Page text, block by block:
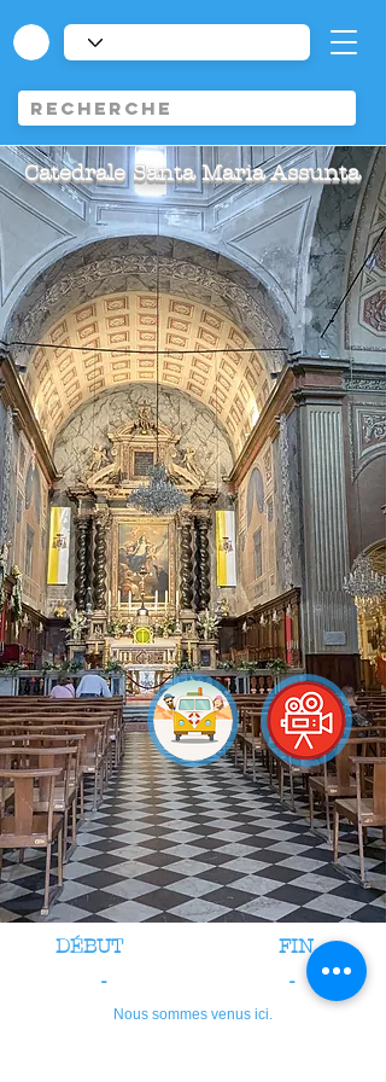
Catedrale Santa Maria Assunta
DÉBUT
-
FIN
-
Nous sommes venus ici.